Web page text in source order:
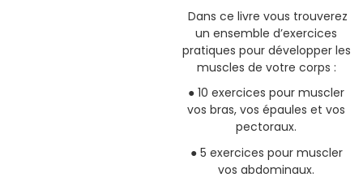
Dans ce livre vous trouverez
un ensemble d’exercices
pratiques pour développer les
muscles de votre corps :
● 10 exercices pour muscler
vos bras, vos épaules et vos
pectoraux.
●5 exercices pour muscler
vos abdominaux.